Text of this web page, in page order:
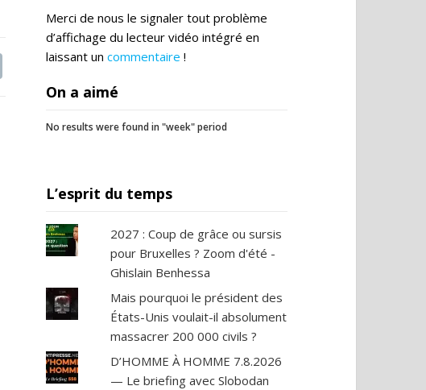
Merci de nous le signaler tout problème
d’affichage du lecteur vidéo intégré en
laissant un commentaire !
On a aimé
No results were found in "week" period
L’esprit du temps
2027 : Coup de grâce ou sursis
pour Bruxelles ? Zoom d'été -
Ghislain Benhessa
Mais pourquoi le président des
États-Unis voulait-il absolument
massacrer 200 000 civils ?
D’HOMME À HOMME 7.8.2026
— Le briefing avec Slobodan